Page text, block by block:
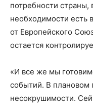
потребности
необходимости есть
от Европейского
остается
«И все же мы
событий. В плановом
несокрушимости.